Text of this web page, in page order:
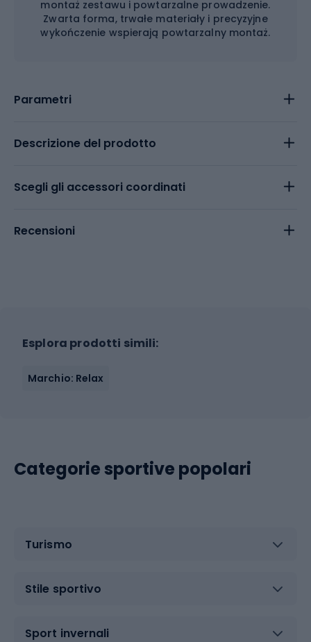
montaż zestawu i powtarzalne prowadzenie.
Zwarta forma, trwałe materiały i precyzyjne
wykończenie wspierają powtarzalny montaż.
Parametri
Descrizione del prodotto
Scegli gli accessori coordinati
Recensioni
Esplora prodotti simili:
Marchio: Relax
Categorie sportive popolari
Turismo
Stile sportivo
Sport invernali